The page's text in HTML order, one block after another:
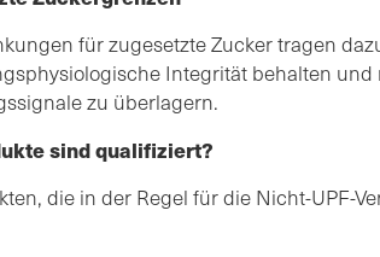
für zugesetzte Zucker tragen
Integrität behalten
zu überlagern.
sind qualifiziert?
die in der Regel für die Nicht-UPF-